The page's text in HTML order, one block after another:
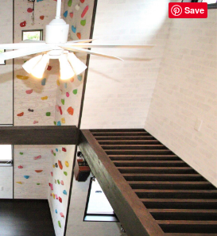
Save